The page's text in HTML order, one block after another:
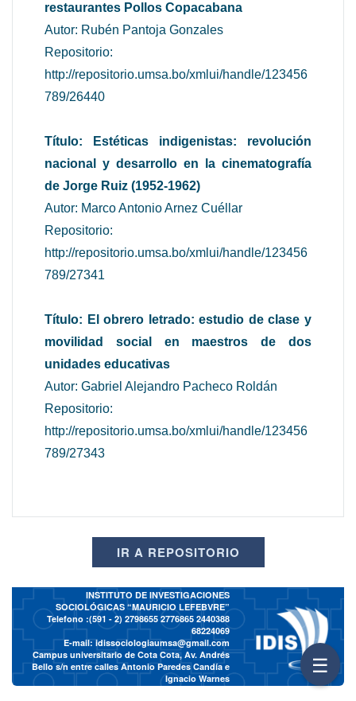
restaurantes Pollos Copacabana
Autor: Rubén Pantoja Gonzales
Repositorio:
http://repositorio.umsa.bo/xmlui/handle/123456
789/26440
Título: Estéticas indigenistas: revolución
nacional y desarrollo en la cinematografía
de Jorge Ruiz (1952-1962)
Autor: Marco Antonio Arnez Cuéllar
Repositorio:
http://repositorio.umsa.bo/xmlui/handle/123456
789/27341
Título: El obrero letrado: estudio de clase y
movilidad social en maestros de dos
unidades educativas
Autor: Gabriel Alejandro Pacheco Roldán
Repositorio:
http://repositorio.umsa.bo/xmlui/handle/123456
789/27343
IR A REPOSITORIO
INSTITUTO DE INVESTIGACIONES
SOCIOLÓGICAS “MAURICIO LEFEBVRE”
Telefono :(591 - 2) 2798655 2776865 2440388
68224069
E-mail:idissociologiaumsa@gmail.com
Campus universitario de Cota Cota, Av. Andrés
Bello s/n entre calles Antonio Paredes Candía e
Ignacio Warnes
☰